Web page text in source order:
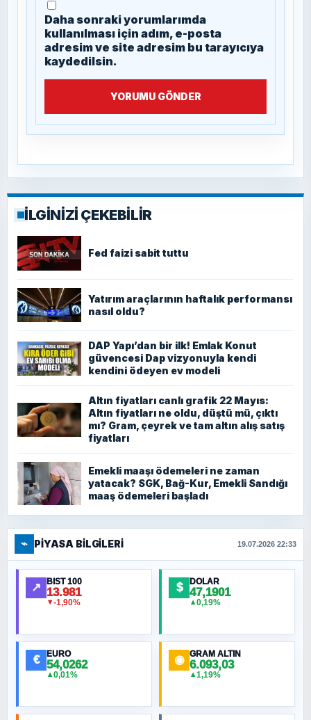
Daha sonraki yorumlarımda
kullanılması için adım, e-posta
adresim ve site adresim bu tarayıcıya
kaydedilsin.
YORUMU GÖNDER
İLGİNİZİ ÇEKEBİLİR
Fed faizi sabit tuttu
Yatırım araçlarının haftalık performansı
nasıl oldu?
DAP Yapı’dan bir ilk! Emlak Konut
güvencesi Dap vizyonuyla kendi
kendini ödeyen ev modeli
Altın fiyatları canlı grafik 22 Mayıs:
Altın fiyatları ne oldu, düştü mü, çıktı
mı? Gram, çeyrek ve tam altın alış satış
fiyatları
Emekli maaşı ödemeleri ne zaman
yatacak? SGK, Bağ-Kur, Emekli Sandığı
maaş ödemeleri başladı
⌁ PIYASA BILGILERI 19.07.2026 22:33
↗ BIST 100
13.981
▼-1,90%
$ DOLAR
47,1901
▲0,19%
€ EURO
54,0262
▲0,01%
◉ GRAM ALTIN
6.093,03
▲1,19%